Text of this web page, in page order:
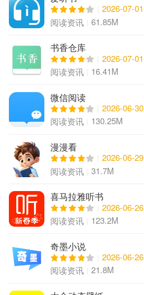
2026-07-01
阅读资讯
61.85M
书香仓库
2026-07-01
阅读资讯
16.41M
微信阅读
2026-06-30
阅读资讯
130.25M
漫漫看
2026-06-29
阅读资讯
31.7M
喜马拉雅听书
2026-06-26
阅读资讯
123.2M
奇墨小说
2026-06-26
阅读资讯
21.8M